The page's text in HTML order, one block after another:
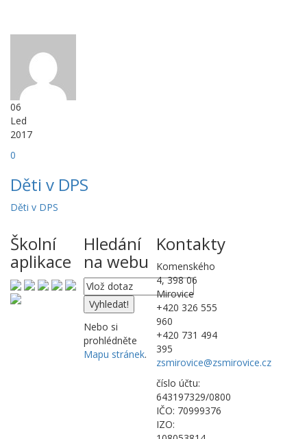
06
Led
2017
0
Děti v DPS
Děti v DPS
Školní
aplikace
Hledání
na webu
Nebo si
prohlédněte
Mapu stránek.
Kontakty
Komenského
4, 398 06
Mirovice
+420 326 555
960
+420 731 494
395
zsmirovice@zsmirovice.cz
číslo účtu:
643197329/0800
IČO: 70999376
IZO: